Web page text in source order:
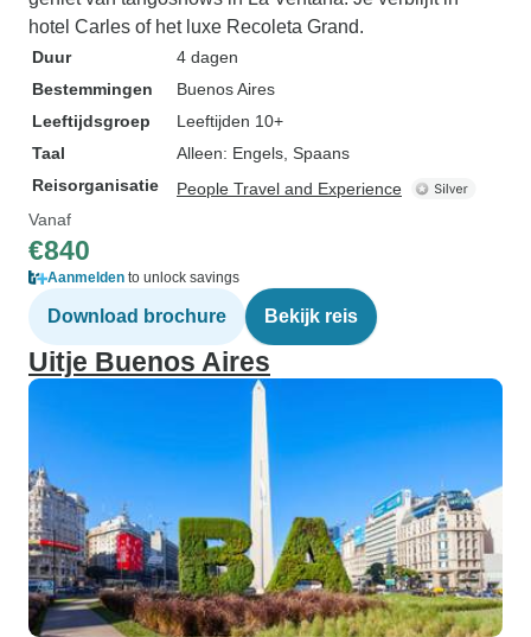
hotel Carles of het luxe Recoleta Grand.
Duur
4 dagen
Bestemmingen
Buenos Aires
Leeftijdsgroep
Leeftijden 10+
Taal
Alleen: Engels, Spaans
Reisorganisatie
People Travel and Experience
Vanaf
€840
Aanmelden to unlock savings
Download brochure Bekijk reis
Uitje Buenos Aires